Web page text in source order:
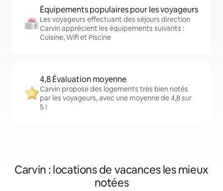
Équipements populaires pour les voyageurs
Les voyageurs effectuant des séjours direction
Carvin apprécient les équipements suivants :
Cuisine, Wifi et Piscine
4,8 Évaluation moyenne
Carvin propose des logements très bien notés
par les voyageurs, avec une moyenne de 4,8 sur
5 !
Carvin : locations de vacances les mieux
notées